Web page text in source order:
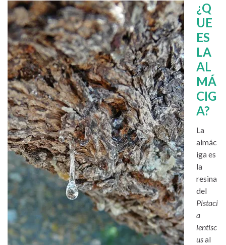
¿Q
UE
ES
LA
AL
MÁ
CIG
A?
La
almác
iga es
la
resina
del
Pistaci
a
lentisc
usal